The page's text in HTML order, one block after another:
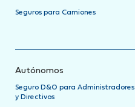
Seguros para Camiones
Autónomos
Seguro D&O para Administradores
y Directivos